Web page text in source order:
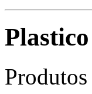
Plastico